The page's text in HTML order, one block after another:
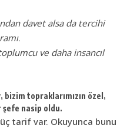
davet alsa da tercihi
ve daha insancıl
topraklarımızın özel,
nasip oldu.
tarif var. Okuyunca bunu